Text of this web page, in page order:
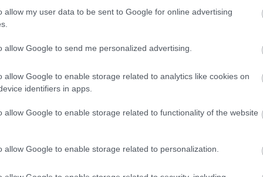
allow my user data to be sent to Google for online advertising
allow Google to send me personalized advertising.
allow Google to enable storage related to analytics like cookies on
identifiers in apps.
allow Google to enable storage related to functionality of the website
allow Google to enable storage related to personalization.
Έλενα Χαντζή οι οποίες μετά από την 5η θέση
μπουν στην τελική τετράδα επικρατώντας με 2-0
που είχαν ξεκινήσει την πορεία τους από τα
σε 9-6 και 13-8, για να μειώσουν σε 13-11
(15-11).